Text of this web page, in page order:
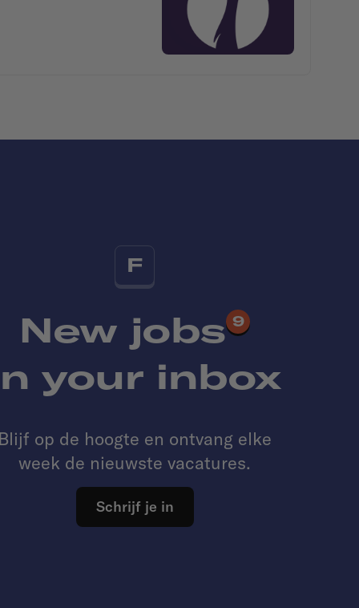
F
New jobs 9
your inbox
Blijf op de hoogte en ontvang elke
week de nieuwste vacatures.
Schrijf je in